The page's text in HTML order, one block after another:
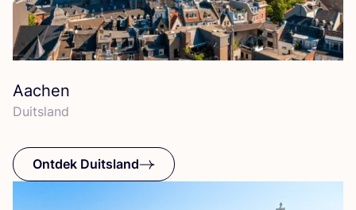
Aachen
Duits­land
Ontdek Duitsland